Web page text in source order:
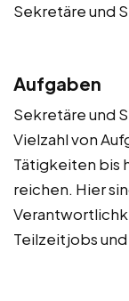
Sekretäre und
Aufgaben
Sekretäre und
Vielzahl von
Tätigkeiten bis
reichen. Hier
Teilzeitjobs